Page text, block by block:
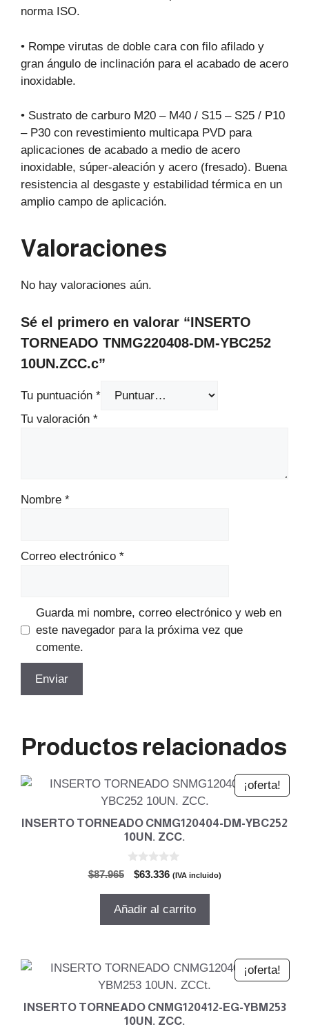
norma ISO.
• Rompe virutas de doble cara con filo afilado y
gran ángulo de inclinación para el acabado de acero
inoxidable.
• Sustrato de carburo M20 – M40 / S15 – S25 / P10
– P30 con revestimiento multicapa PVD para
aplicaciones de acabado a medio de acero
inoxidable, súper-aleación y acero (fresado). Buena
resistencia al desgaste y estabilidad térmica en un
amplio campo de aplicación.
Valoraciones
No hay valoraciones aún.
Sé el primero en valorar “INSERTO
TORNEADO TNMG220408-DM-YBC252
10UN.ZCC.c”
Tu puntuación *
Tu valoración *
Nombre *
Correo electrónico *
Guarda mi nombre, correo electrónico y web en
este navegador para la próxima vez que
comente.
Productos relacionados
¡oferta!
INSERTO TORNEADO CNMG120404-DM-YBC252
10UN. ZCC.
$87.965
El
original
$63.336El
actual
(IVA incluido)
Añadir al carrito
¡oferta!
INSERTO TORNEADO CNMG120412-EG-YBM253
10UN. ZCC.